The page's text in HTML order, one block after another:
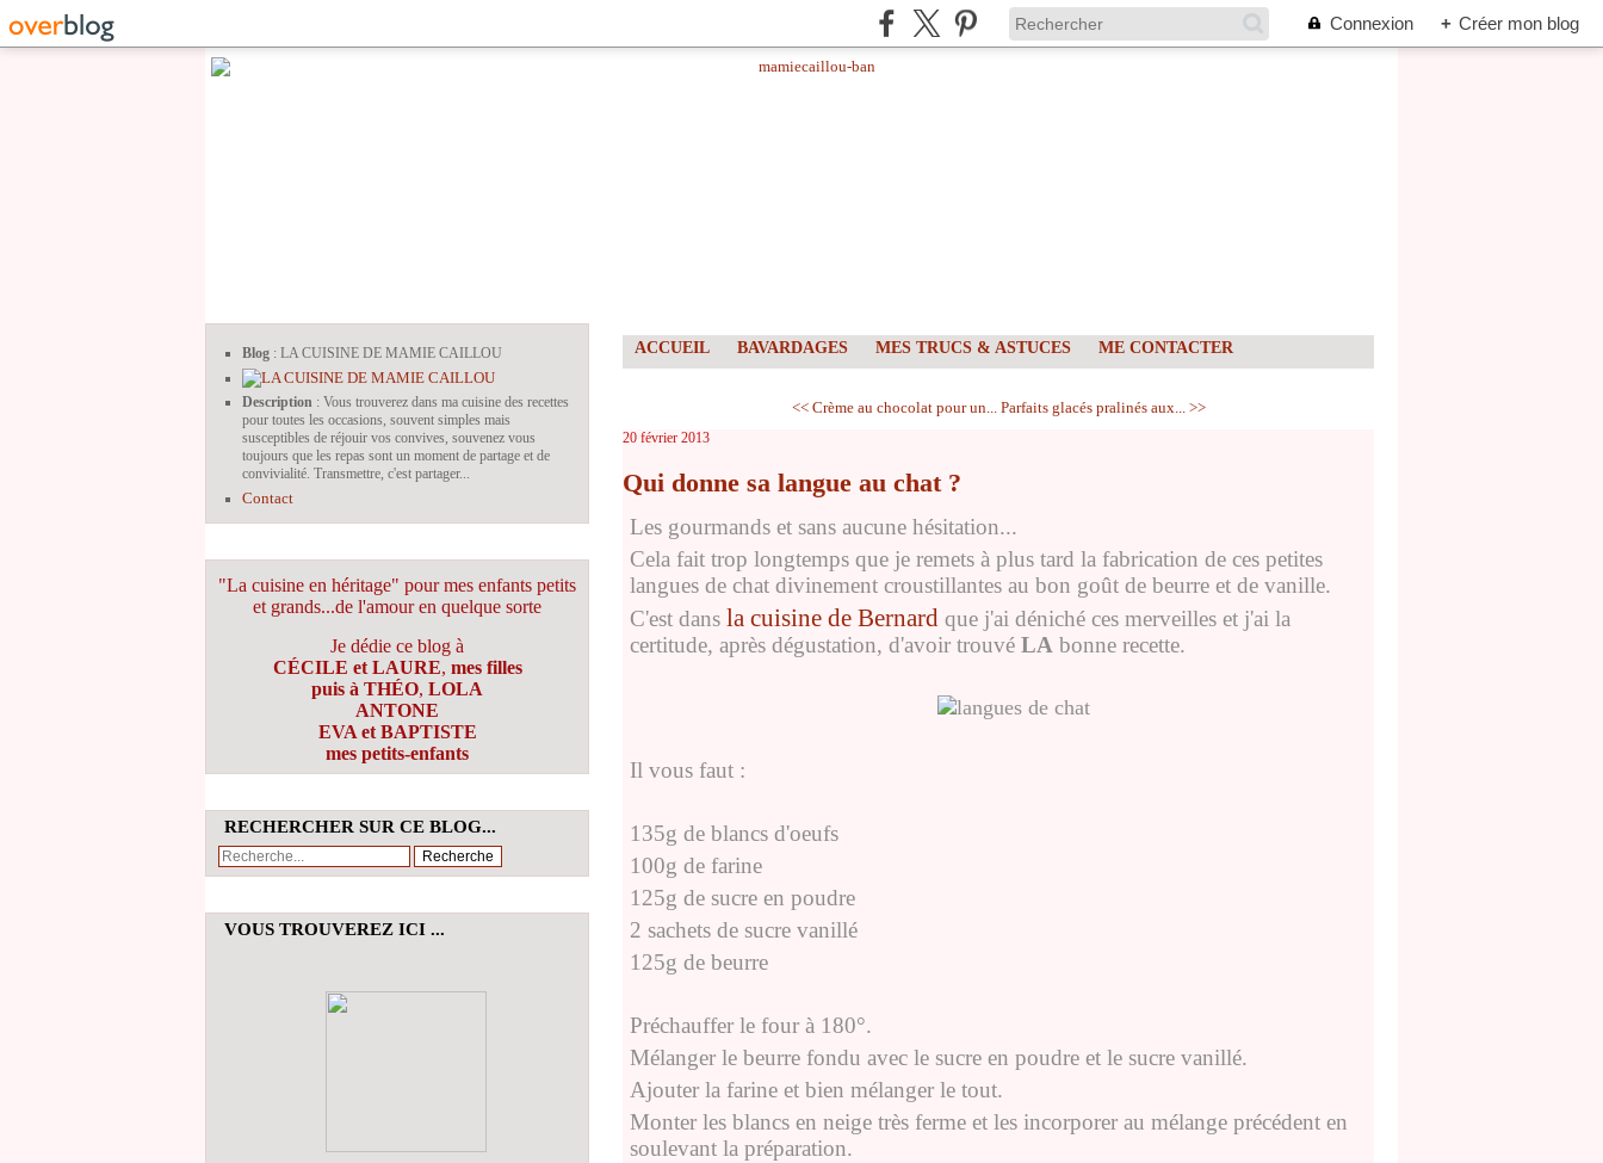
Connexion + Créer mon blog
Blog : LA CUISINE DE MAMIE CAILLOU
Description : Vous trouverez dans ma cuisine des recettes
pour toutes les occasions, souvent simples mais
susceptibles de réjouir vos convives, souvenez vous
toujours que les repas sont un moment de partage et de
convivialité. Transmettre, c'est partager...
Contact
"La cuisine en héritage" pour mes enfants petits
et grands...de l'amour en quelque sorte
Je dédie ce blog à
CÉCILE et LAURE, mes filles
puis à THÉO, LOLA
ANTONE
EVA et BAPTISTE
mes petits-enfants
RECHERCHER SUR CE BLOG...
VOUS TROUVEREZ ICI ...
ACCUEIL BAVARDAGES MES TRUCS & ASTUCES ME CONTACTER
<< Crème au chocolat pour un... Parfaits glacés pralinés aux... >>
20 février 2013
Qui donne sa langue au chat ?
Les gourmands et sans aucune hésitation...
Cela fait trop longtemps que je remets à plus tard la fabrication de ces petites
langues de chat divinement croustillantes au bon goût de beurre et de vanille.
C'est dans la cuisine de Bernard que j'ai déniché ces merveilles et j'ai la
certitude, après dégustation, d'avoir trouvé LA bonne recette.
Il vous faut :
135g de blancs d'oeufs
100g de farine
125g de sucre en poudre
2 sachets de sucre vanillé
125g de beurre
Préchauffer le four à 180°.
Mélanger le beurre fondu avec le sucre en poudre et le sucre vanillé.
Ajouter la farine et bien mélanger le tout.
Monter les blancs en neige très ferme et les incorporer au mélange précédent en
soulevant la préparation.